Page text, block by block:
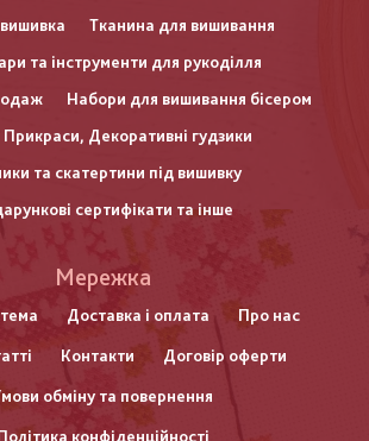
Тканина для вишивання
та інструменти для рукоділля
Набори для вишивання бісером
Прикраси, Декоративні гудзики
та скатертини під вишивку
сертифікати та інше
Мережка
Доставка і оплата Про нас
Контакти Договір оферти
обміну та повернення
конфіденційності